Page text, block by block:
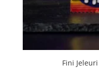
Fini